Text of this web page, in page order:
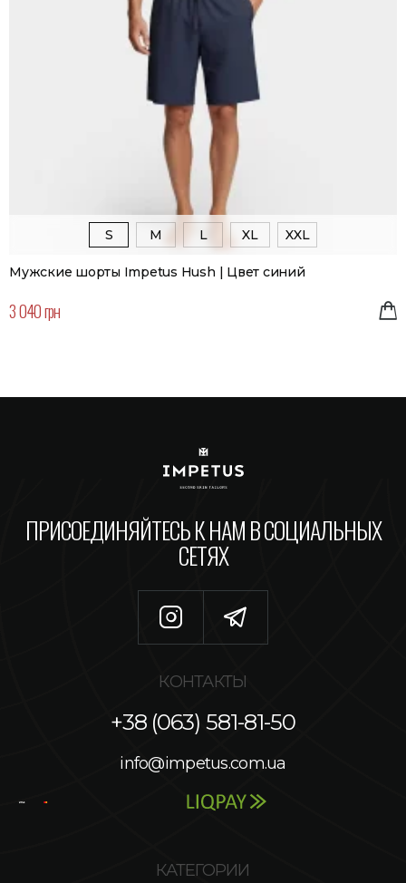
S M L XL XXL
Мужские шорты Impetus Hush | Цвет синий
3 040 грн
ПРИСОЕДИНЯЙТЕСЬ К НАМ В СОЦИАЛЬНЫХ
СЕТЯХ
КОНТАКТЫ
+38 (063) 581-81-50
info@impetus.com.ua
КАТЕГОРИИ